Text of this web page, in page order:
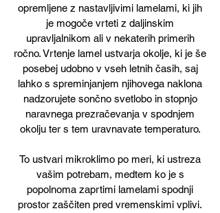
opremljene z nastavljivimi lamelami, ki jih
je mogoče vrteti z daljinskim
upravljalnikom ali v nekaterih primerih
ročno. Vrtenje lamel ustvarja okolje, ki je še
posebej udobno v vseh letnih časih, saj
lahko s spreminjanjem njihovega naklona
nadzorujete sončno svetlobo in stopnjo
naravnega prezračevanja v spodnjem
okolju ter s tem uravnavate temperaturo.
To ustvari mikroklimo po meri, ki ustreza
vašim potrebam, medtem ko je s
popolnoma zaprtimi lamelami spodnji
prostor zaščiten pred vremenskimi vplivi.